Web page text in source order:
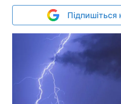
Підпишіться